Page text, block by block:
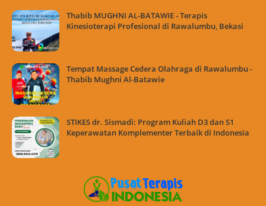
Thabib MUGHNI AL-BATAWIE - Terapis
Kinesioterapi Profesional di Rawalumbu, Bekasi
Tempat Massage Cedera Olahraga di Rawalumbu -
Thabib Mughni Al-Batawie
STIKES dr. Sismadi: Program Kuliah D3 dan S1
Keperawatan Komplementer Terbaik di Indonesia